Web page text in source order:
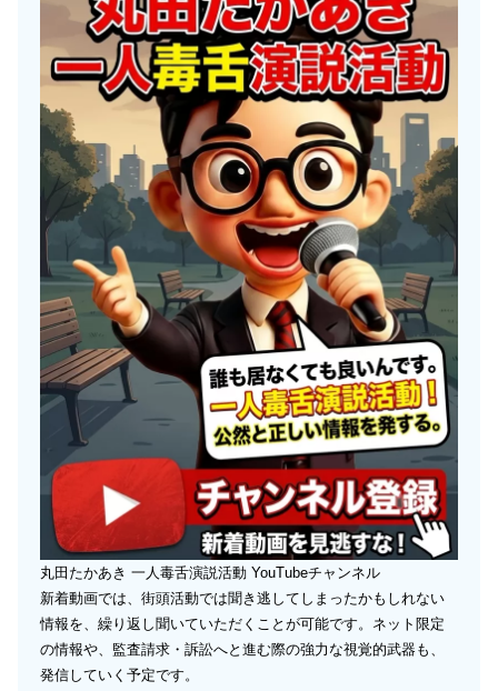
丸田たかあき 一人毒舌演説活動 YouTubeチャンネル
新着動画では、街頭活動では聞き逃してしまったかもしれない
情報を、繰り返し聞いていただくことが可能です。ネット限定
の情報や、監査請求・訴訟へと進む際の強力な視覚的武器も、
発信していく予定です。